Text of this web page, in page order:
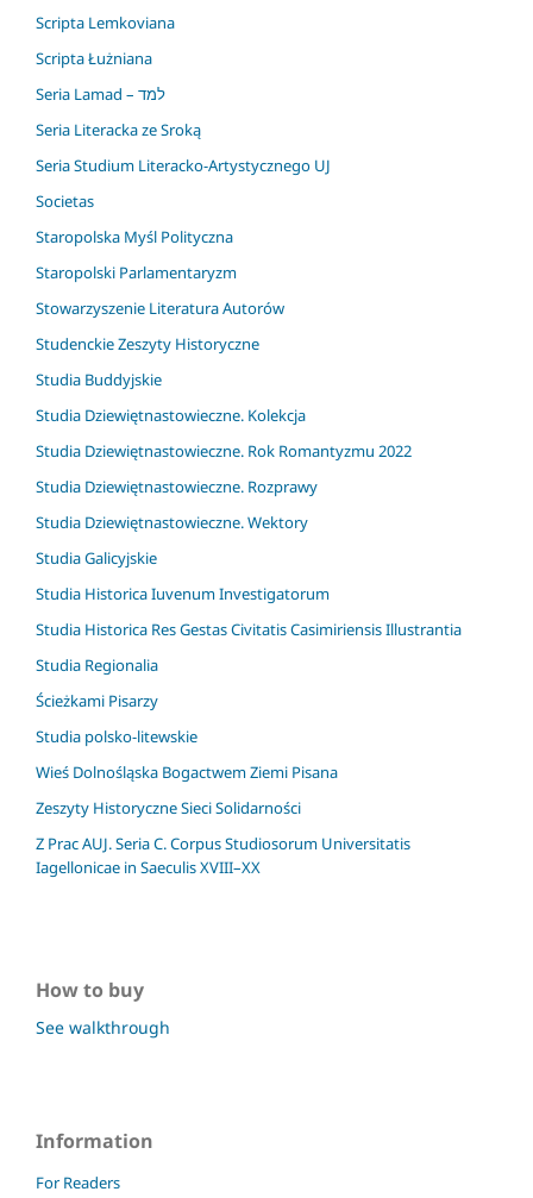
Scripta Lemkoviana
Scripta Łużniana
Seria Lamad – למד
Seria Literacka ze Sroką
Seria Studium Literacko-Artystycznego UJ
Societas
Staropolska Myśl Polityczna
Staropolski Parlamentaryzm
Stowarzyszenie Literatura Autorów
Studenckie Zeszyty Historyczne
Studia Buddyjskie
Studia Dziewiętnastowieczne. Kolekcja
Studia Dziewiętnastowieczne. Rok Romantyzmu 2022
Studia Dziewiętnastowieczne. Rozprawy
Studia Dziewiętnastowieczne. Wektory
Studia Galicyjskie
Studia Historica Iuvenum Investigatorum
Studia Historica Res Gestas Civitatis Casimiriensis Illustrantia
Studia Regionalia
Ścieżkami Pisarzy
Studia polsko-litewskie
Wieś Dolnośląska Bogactwem Ziemi Pisana
Zeszyty Historyczne Sieci Solidarności
Z Prac AUJ. Seria C. Corpus Studiosorum Universitatis
Iagellonicae in Saeculis XVIII–XX
How to buy
See walkthrough
Information
For Readers